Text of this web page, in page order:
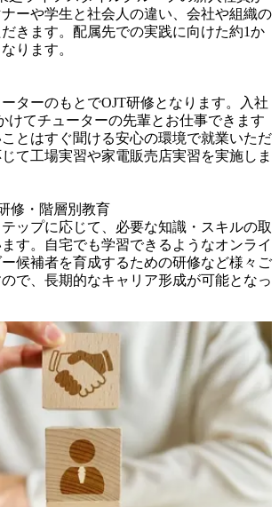
ーや学生と社会人の違い、会社や組織の
きます。配属先での実践に向けた約1か
ります。
ターのもとでOJT研修となります。入社
けてチューターの先輩とお仕事できます
とはすぐ聞ける安心の環境で就業いただ
て工場実習や家電販売店実習を実施しま
修・階層別教育
ップに応じて、必要な知識・スキルの取
す。自宅でも学習できるようなオンライ
候補者を育成するための研修など様々ご
で、長期的なキャリア形成が可能となっ